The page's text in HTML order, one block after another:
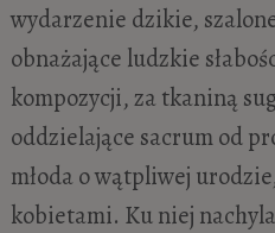
wydarzenie dzikie,
obnażające ludzkie
kompozycji, za tkaniną
oddzielające sacrum od
młoda o wątpliwej
kobietami. Ku niej